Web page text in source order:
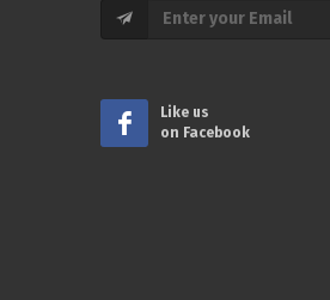
Like us
on Facebook